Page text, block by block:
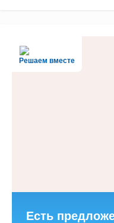
Решаем вместе
Есть